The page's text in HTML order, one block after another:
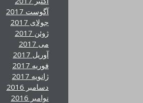
آگوست 2017
جولای 2017
ژوئن 2017
می 2017
آوریل 2017
فوریه 2017
ژانویه 2017
دسامبر 2016
نوامبر 2016